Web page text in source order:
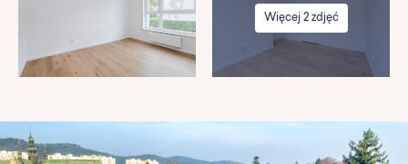
Więcej 2 zdjęć